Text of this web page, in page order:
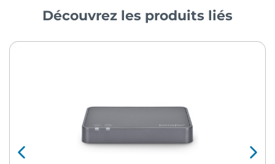
Découvrez les produits liés